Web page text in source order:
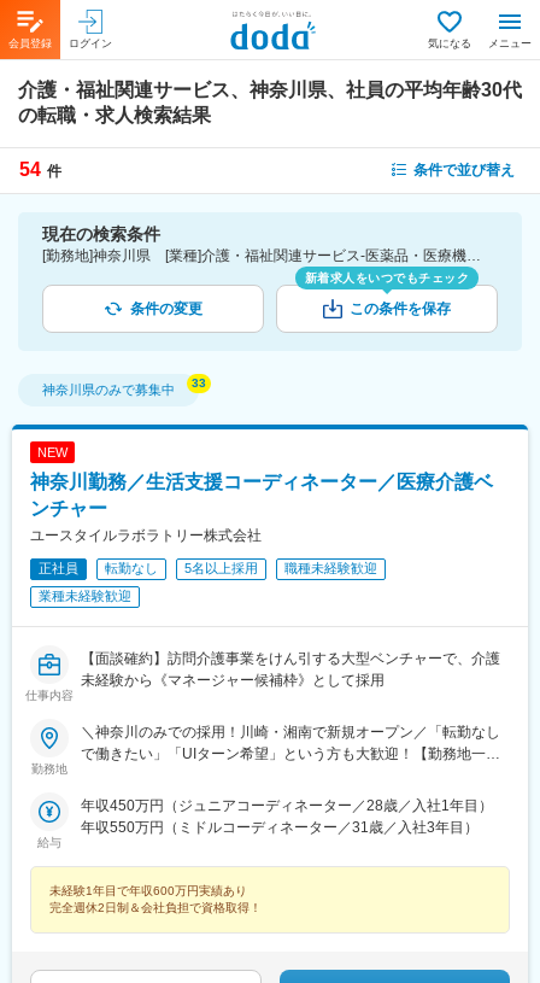
会員登録 ログイン 気になる メニュー
介護・福祉関連サービス、神奈川県、社員の平均年齢30代
の転職・求人検索結果
54 件 条件で並び替え
現在の検索条件
[勤務地]神奈川県 [業種]介護・福祉関連サービス-医薬品・医療機器・ライフサイエンス・医療系サービス [詳細条件](社員の平均年齢)30代
条件の変更
新着求人をいつでもチェック
この条件を保存
神奈川県のみで募集中
NEW
神奈川勤務／生活支援コーディネーター／医療介護ベ
ンチャー
ユースタイルラボラトリー株式会社
正社員 転勤なし 5名以上採用
職種未経験歓迎
業種未経験歓迎
仕事内容
【面談確約】訪問介護事業をけん引する大型ベンチャーで、介護
未経験から《マネージャー候補枠》として採用
勤務地
＼神奈川のみでの採用！川崎・湘南で新規オープン／「転勤なし
で働きたい」「UIターン希望」という方も大歓迎！【勤務地一
区、磯子区、金沢区、港北区、戸塚区、港南区、旭区、緑区、瀬
谷区、栄区、泉区、青葉区、都筑区＜川崎市＞川崎区、幸区、中
区、南区＜その他＞横須賀市、平塚市、鎌倉市、藤沢市、茅ヶ崎
市、逗子市、三浦市、秦野市、厚木市、大和市、伊勢原市、海老
名市、座間市、綾瀬市、葉山町、寒川町、大磯町、二宮町、松田
にご相談ください！☆将来的に全国のご希望勤務地へUIターン可
給与
年収450万円（ジュニアコーディネーター／28歳／入社1年目）
年収550万円（ミドルコーディネーター／31歳／入社3年目）
未経験1年目で年収600万円実績あり
完全週休2日制＆会社負担で資格取得！